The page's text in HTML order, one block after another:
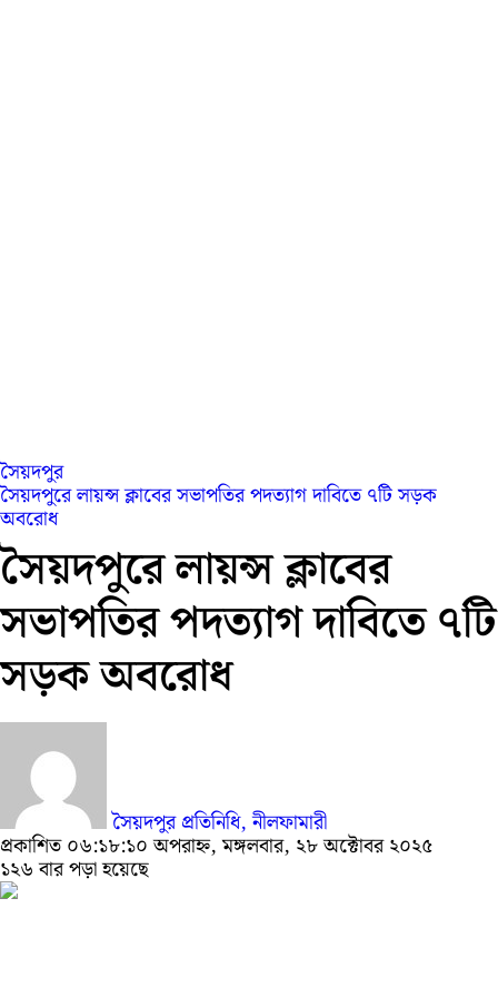
সৈয়দপুর
সৈয়দপুরে লায়ন্স ক্লাবের সভাপতির পদত্যাগ দাবিতে ৭টি সড়ক
অবরোধ
সৈয়দপুরে লায়ন্স ক্লাবের
সভাপতির পদত্যাগ দাবিতে ৭টি
সড়ক অবরোধ
সৈয়দপুর প্রতিনিধি, নীলফামারী
প্রকাশিত ০৬:১৮:১০ অপরাহ্ন, মঙ্গলবার, ২৮ অক্টোবর ২০২৫
১২৬ বার পড়া হয়েছে